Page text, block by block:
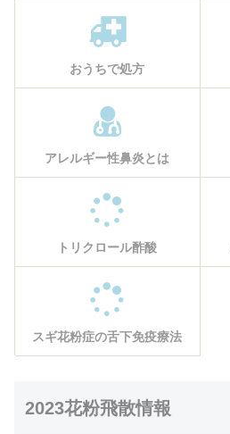
おうちで処方
アレルギー性鼻炎とは
トリクロール酢酸
スギ花粉症の舌下免疫療法
2023花粉飛散情報